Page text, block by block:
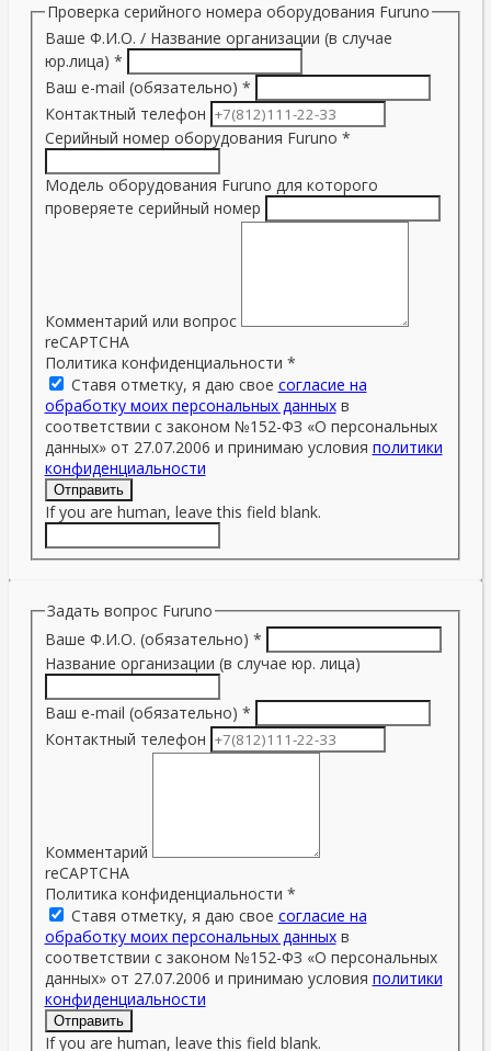
Проверка серийного номера оборудования Furuno
Ваше Ф.И.О. / Название организации (в случае
юр.лица) *
Ваш e-mail (обязательно) *
Контактный телефон
Серийный номер оборудования Furuno *
Модель оборудования Furuno для которого
проверяете серийный номер
Комментарий или вопрос
reCAPTCHA
Политика конфиденциальности *
Ставя отметку, я даю свое согласие на
обработку моих персональных данныхв
соответствии с законом №152-ФЗ «О персональных
данных» от 27.07.2006 и принимаю условия политики
конфиденциальности
Отправить
If you are human, leave this field blank.
Задать вопрос Furuno
Ваше Ф.И.О. (обязательно) *
Название организации (в случае юр. лица)
Ваш e-mail (обязательно) *
Контактный телефон
Комментарий
reCAPTCHA
Политика конфиденциальности *
Ставя отметку, я даю свое согласие на
обработку моих персональных данныхв
соответствии с законом №152-ФЗ «О персональных
данных» от 27.07.2006 и принимаю условия политики
конфиденциальности
Отправить
If you are human, leave this field blank.